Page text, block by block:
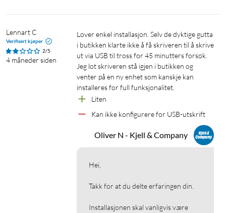
Lennart C
Verifisert kjøper
2/5
4 måneder siden
Lover enkel installasjon. Selv de dyktige gutta
i butikken klarte ikke å få skriveren til å skrive
ut via USB til tross for 45 minutters forsøk.
Jeg lot skriveren stå igjen i butikken og
venter på en ny enhet som kanskje kan
installeres for full funksjonalitet.
Liten
Kan ikke konfigurere for USB-utskrift
Oliver N - Kjell & Company
Hei,
Takk for at du delte erfaringen din.
Installasjonen skal vanligvis være